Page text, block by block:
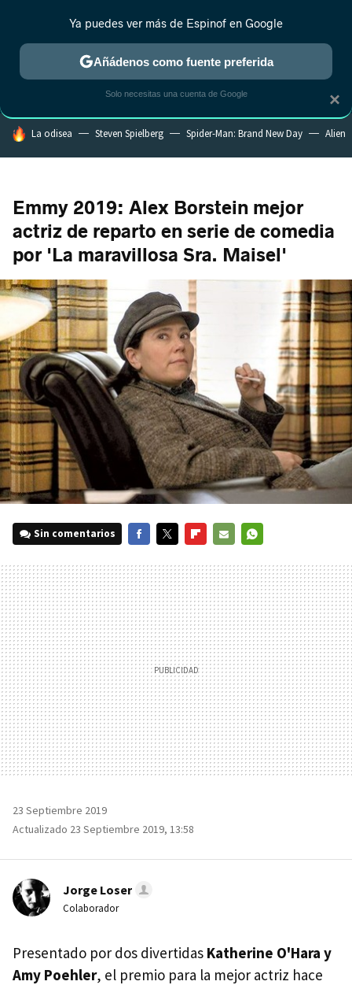
ESTRENOS REALITY ANIME RANKINGS CINE
HOY SE HABLA DE
La odisea Steven Spielberg Spider-Man: Brand New Day Alien
Emmy 2019: Alex Borstein mejor
actriz de reparto en serie de comedia
por 'La maravillosa Sra. Maisel'
Sin comentarios
MAIL
23 Septiembre 2019
Actualizado 23 Septiembre 2019, 13:58
Jorge Loser
Colaborador
Presentado por dos divertidas Katherine O'Hara y
Amy Poehler, el premio para la mejor actriz hace
×
Ya puedes ver más de Espinof en Google
Añádenos como fuente preferida
Solo necesitas una cuenta de Google